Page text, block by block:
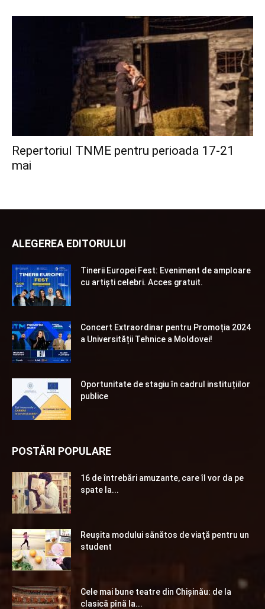
Repertoriul TNME pentru perioada 17-21
mai
ALEGEREA EDITORULUI
Tinerii Europei Fest: Eveniment de amploare
cu artiști celebri. Acces gratuit.
Concert Extraordinar pentru Promoția 2024
a Universității Tehnice a Moldovei!
Oportunitate de stagiu în cadrul instituțiilor
publice
POSTĂRI POPULARE
16 de întrebări amuzante, care îl vor da pe
spate la...
Reuşita modului sănătos de viaţă pentru un
student
Cele mai bune teatre din Chişinău: de la
clasică pînă la...